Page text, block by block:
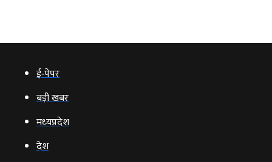
ई‑पेपर
बड़ी खबर
मध्‍यप्रदेश
देश